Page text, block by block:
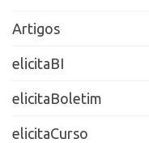
Artigos
elicitaBI
elicitaBoletim
elicitaCurso